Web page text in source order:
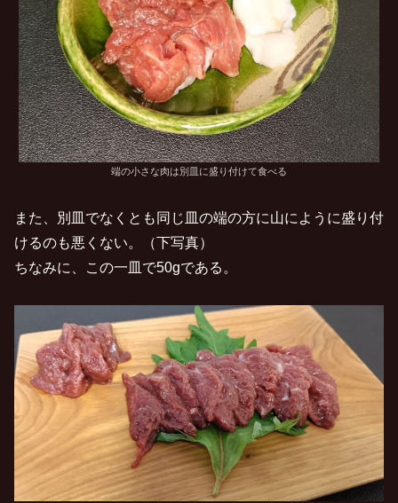
端の小さな肉は別皿に盛り付けて食べる
また、別皿でなくとも同じ皿の端の方に山にように盛り付
けるのも悪くない。（下写真）
ちなみに、この一皿で50gである。